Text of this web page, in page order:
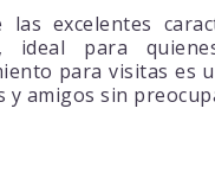
las excelentes
ideal para
para visitas es
y amigos sin